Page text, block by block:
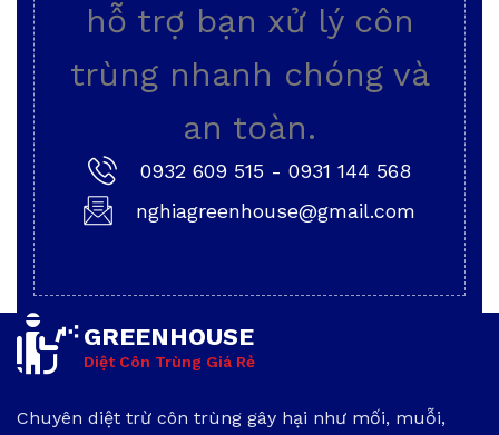
hỗ trợ bạn xử lý côn
trùng nhanh chóng và
an toàn.
0932 609 515 - 0931 144 568
nghiagreenhouse@gmail.com
GREENHOUSE
Diệt Côn Trùng Giá Rẻ
Chuyên diệt trừ côn trùng gây hại như mối, muỗi,